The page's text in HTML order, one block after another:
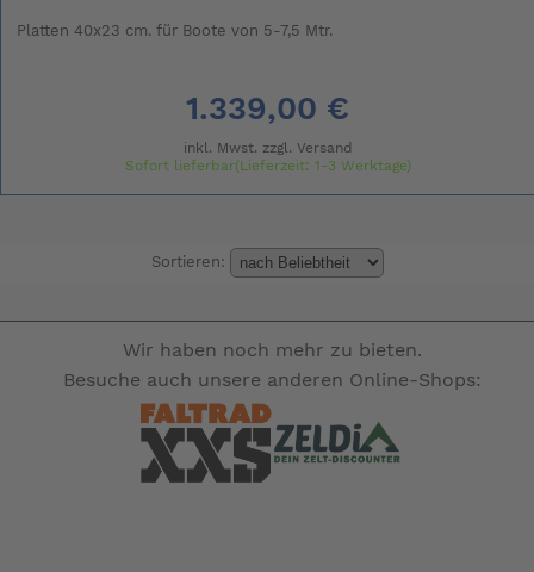
Platten 40x23 cm. für Boote von 5-7,5 Mtr.
1.339,00 €
inkl. Mwst. zzgl. Versand
Sofort lieferbar(Lieferzeit: 1-3 Werktage)
Sortieren:
Wir haben noch mehr zu bieten.
Besuche auch unsere anderen Online-Shops: